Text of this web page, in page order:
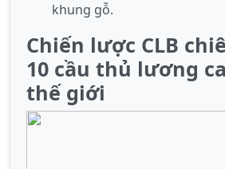
khung gỗ.
Chiến lược CLB
10 cầu thủ lương
thế giới